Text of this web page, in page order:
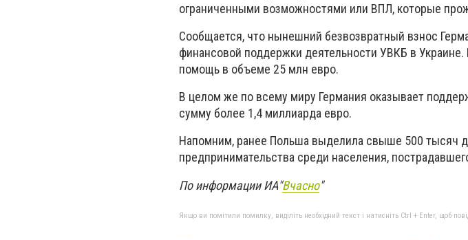
ограниченными возможностями или ВПЛ, которые
Сообщается, что нынешний безвозвратный взнос
финансовой поддержки деятельности УВКБ в
помощь в объеме 25 млн евро.
В целом же по всему миру Германия оказывает
сумму более 1,4 миллиарда евро.
Напомним, ранее Польша выделила свыше 500 тысяч
предпринимательства среди населения,
По информации ИА"Вчасно"
Якщо ви помітили помилку, виділіть необхідний текст і натисніть Ctrl + Enter, щоб